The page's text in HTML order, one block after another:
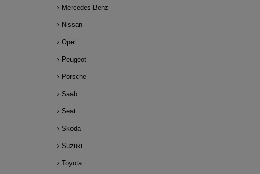
Mercedes-Benz
Nissan
Opel
Peugeot
Porsche
Saab
Seat
Skoda
Suzuki
Toyota